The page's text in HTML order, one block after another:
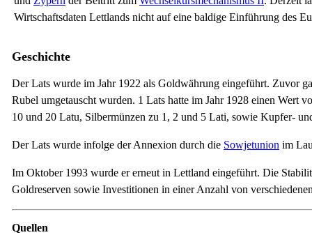
Wirtschaftsdaten Lettlands nicht auf eine baldige Einführung des
Geschichte
Der Lats wurde im Jahr 1922 als Goldwährung eingeführt. Zuvor
Rubel umgetauscht wurden. 1 Lats hatte im Jahr 1928 einen Wert
10 und 20 Latu, Silbermünzen zu 1, 2 und 5 Lati, sowie Kupfer-
Der Lats wurde infolge der Annexion durch die Sowjetunion im
Im Oktober 1993 wurde er erneut in Lettland eingeführt. Die
Goldreserven sowie Investitionen in einer Anzahl von
Quellen